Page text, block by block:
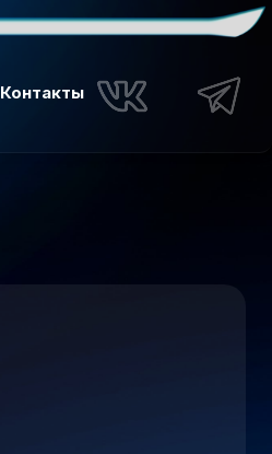
Контакты